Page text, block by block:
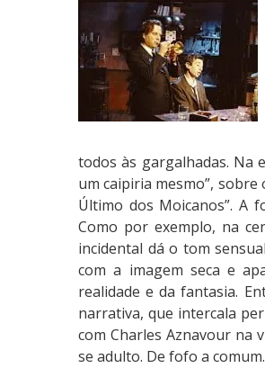
todos às gargalhadas. Na
um caipiria mesmo”,
Último dos Moicanos”. A
Como por exemplo, na
incidental dá o tom
com a imagem seca e
realidade e da fantasia.
narrativa, que intercala
com Charles Aznavour na
se adulto. De fofo a comum.